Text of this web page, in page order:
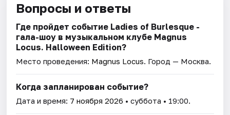
Вопросы и ответы
Где пройдет событие Ladies of Burlesque -
гала-шоу в музыкальном клубе Magnus
Locus. Halloween Edition?
Место проведения: Magnus Locus. Город — Москва.
Когда запланирован событие?
Дата и время: 7 ноября 2026 • суббота • 19:00.